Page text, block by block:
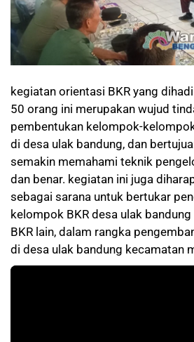
kegiatan orientasi BKR yang
50 orang ini merupakan wujud
pembentukan kelompok-
di desa ulak bandung, dan
semakin memahami teknik
dan benar. kegiatan ini juga
sebagai sarana untuk bertukar
kelompok BKR desa ulak
BKR lain, dalam rangka
di desa ulak bandung kecamatan